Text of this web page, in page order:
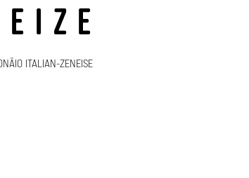
ITALIAN-ZENEISE